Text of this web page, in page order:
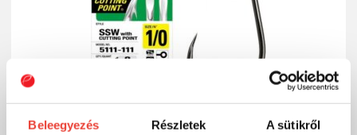
Beleegyezés Részletek A sütikről